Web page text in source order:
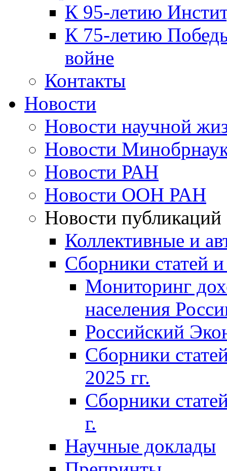
К 95-летию
К 75-летию
войне
Контакты
Новости
Новости научной
Новости
Новости РАН
Новости ООН РАН
Новости публикаций
Коллективные и
Сборники статей
Мониторинг
населения
Российский
Сборники
2025 гг.
Сборники
г.
Научные доклады